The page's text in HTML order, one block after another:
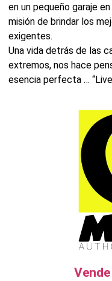
en un pequeño garaje
misión de brindar los
exigentes.
Una vida detrás de las
extremos, nos hace
esencia perfecta …